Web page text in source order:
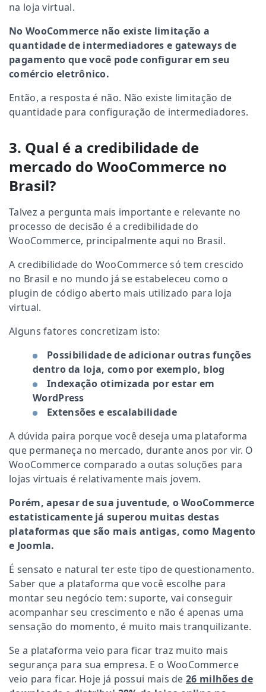
na loja virtual.
No WooCommerce não existe limitação a
quantidade de intermediadores e gateways de
pagamento que você pode configurar em seu
comércio eletrônico.
Então, a resposta é não. Não existe limitação de
quantidade para configuração de intermediadores.
3. Qual é a credibilidade de
mercado do WooCommerce no
Brasil?
Talvez a pergunta mais importante e relevante no
processo de decisão é a credibilidade do
WooCommerce, principalmente aqui no Brasil.
A credibilidade do WooCommerce só tem crescido
no Brasil e no mundo já se estabeleceu como o
plugin de código aberto mais utilizado para loja
virtual.
Alguns fatores concretizam isto:
Possibilidade de adicionar outras funções
dentro da loja, como por exemplo, blog
Indexação otimizada por estar em
WordPress
Extensões e escalabilidade
A dúvida paira porque você deseja uma plataforma
que permaneça no mercado, durante anos por vir. O
WooCommerce comparado a outas soluções para
lojas virtuais é relativamente mais jovem.
Porém, apesar de sua juventude, o WooCommerce
estatisticamente já superou muitas destas
plataformas que são mais antigas, como Magento
e Joomla.
É sensato e natural ter este tipo de questionamento.
Saber que a plataforma que você escolhe para
montar seu negócio tem: suporte, vai conseguir
acompanhar seu crescimento e não é apenas uma
sensação do momento, é muito mais tranquilizante.
Se a plataforma veio para ficar traz muito mais
segurança para sua empresa. E o WooCommerce
veio para ficar. Hoje já possui mais de 26 milhões de